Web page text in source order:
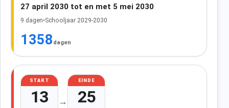
27 april 2030 tot en met 5 mei 2030
9 dagen•Schooljaar 2029-2030
1358 dagen
START
13 →
EINDE
25